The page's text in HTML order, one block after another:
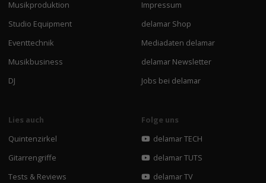
Musikproduktion
Studio Equipment
Eventtechnik
Musikbusiness
DJ
Impressum
delamar Shop
Mediadaten delamar
delamar Newsletter
Jobs bei delamar
Lies auch
Quintenzirkel
Gitarrengriffe
Tests & Reviews
Folge uns
delamar TECH
delamar TUTS
delamar TV